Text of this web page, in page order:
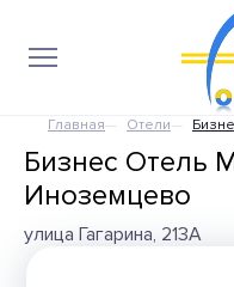
Главная Отели
Бизнес Отель
Иноземцево
улица Гагарина, 213А